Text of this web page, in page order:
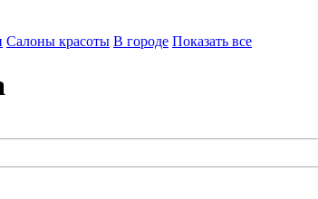
Салоны красоты В городе Показать все